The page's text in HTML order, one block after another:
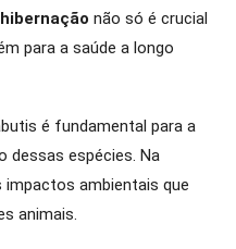
hibernação não só é crucial
para a saúde a longo
é fundamental para a
dessas espécies. Na
ambientais que
animais.